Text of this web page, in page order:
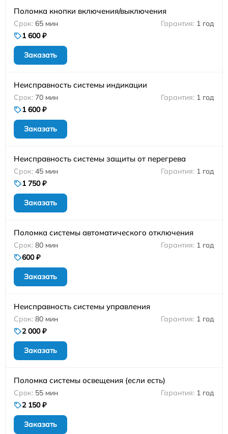
Поломка кнопки включения/выключения
65 мин
1 год
1 600 ₽
Заказать
Неисправность системы индикации
70 мин
1 год
1 600 ₽
Заказать
Неисправность системы защиты от перегрева
45 мин
1 год
1 750 ₽
Заказать
Поломка системы автоматического отключения
80 мин
1 год
600 ₽
Заказать
Неисправность системы управления
80 мин
1 год
2 000 ₽
Заказать
Поломка системы освещения (если есть)
55 мин
1 год
2 150 ₽
Заказать